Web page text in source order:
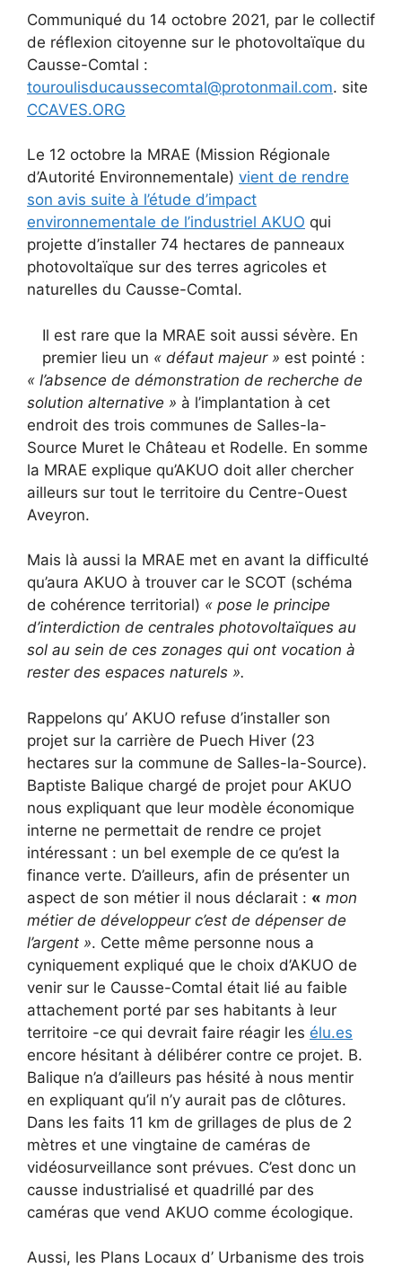
Communiqué du 14 octobre 2021, par le collectif
de réflexion citoyenne sur le photovoltaïque du
Causse-Comtal :
touroulisducaussecomtal@protonmail.com. site
CCAVES.ORG
Le 12 octobre la MRAE (Mission Régionale
d’Autorité Environnementale) vient de rendre
son avis suite à l’étude d’impact
environnementale de l’industriel AKUO qui
projette d’installer 74 hectares de panneaux
photovoltaïque sur des terres agricoles et
naturelles du Causse-Comtal.
Il est rare que la MRAE soit aussi sévère. En
premier lieu un « défaut majeur » est pointé :
« l’absence de démonstration de recherche de
solution alternative » à l’implantation à cet
endroit des trois communes de Salles-la-
Source Muret le Château et Rodelle. En somme
la MRAE explique qu’AKUO doit aller chercher
ailleurs sur tout le territoire du Centre-Ouest
Aveyron.
Mais là aussi la MRAE met en avant la difficulté
qu’aura AKUO à trouver car le SCOT (schéma
de cohérence territorial) « pose le principe
d’interdiction de centrales photovoltaïques au
sol au sein de ces zonages qui ont vocation à
rester des espaces naturels ».
Rappelons qu’ AKUO refuse d’installer son
projet sur la carrière de Puech Hiver (23
hectares sur la commune de Salles-la-Source).
Baptiste Balique chargé de projet pour AKUO
nous expliquant que leur modèle économique
interne ne permettait de rendre ce projet
intéressant : un bel exemple de ce qu’est la
finance verte. D’ailleurs, afin de présenter un
aspect de son métier il nous déclarait : « mon
métier de développeur c’est de dépenser de
l’argent ». Cette même personne nous a
cyniquement expliqué que le choix d’AKUO de
venir sur le Causse-Comtal était lié au faible
attachement porté par ses habitants à leur
territoire -ce qui devrait faire réagir les élu.es
encore hésitant à délibérer contre ce projet. B.
Balique n’a d’ailleurs pas hésité à nous mentir
en expliquant qu’il n’y aurait pas de clôtures.
Dans les faits 11 km de grillages de plus de 2
mètres et une vingtaine de caméras de
vidéosurveillance sont prévues. C’est donc un
causse industrialisé et quadrillé par des
caméras que vend AKUO comme écologique.
Aussi, les Plans Locaux d’ Urbanisme des trois